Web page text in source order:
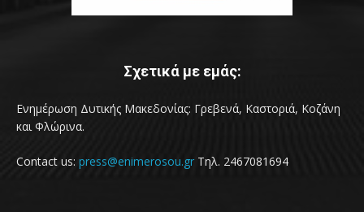
Σχετικά με εμάς:
Ενημέρωση Δυτικής Μακεδονίας: Γρεβενά, Καστοριά, Κοζάνη
και Φλώρινα.
Contact us: press@enimerosou.gr Τηλ. 2467081694